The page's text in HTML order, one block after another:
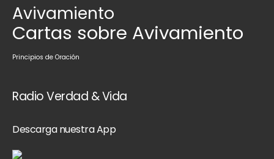
Avivamiento
Cartas sobre Avivamiento
Principios de Oración
Radio Verdad & Vida
Descarga nuestra App